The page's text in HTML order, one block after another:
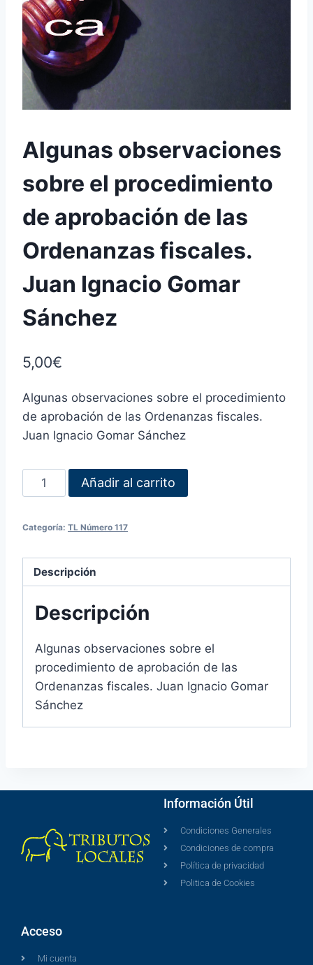
Algunas observaciones
sobre el procedimiento
de aprobación de las
Ordenanzas fiscales.
Juan Ignacio Gomar
Sánchez
5,00€
Algunas observaciones sobre el procedimiento
de aprobación de las Ordenanzas fiscales.
Juan Ignacio Gomar Sánchez
Añadir al carrito
Categoría: TL Número 117
Descripción
Descripción
Algunas observaciones sobre el
procedimiento de aprobación de las
Ordenanzas fiscales. Juan Ignacio Gomar
Sánchez
Información Útil
Condiciones Generales
Condiciones de compra
Política de privacidad
Politica de Cookies
Acceso
Mi cuenta